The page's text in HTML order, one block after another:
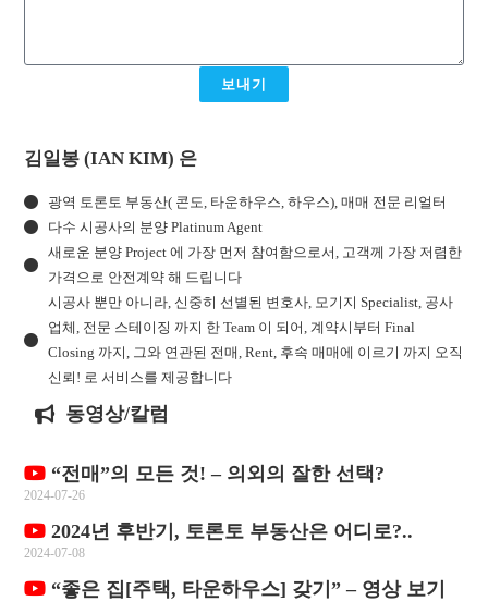
보내기
김일봉 (IAN KIM) 은
광역 토론토 부동산( 콘도, 타운하우스, 하우스), 매매 전문 리얼터
다수 시공사의 분양 Platinum Agent
새로운 분양 Project 에 가장 먼저 참여함으로서, 고객께 가장 저렴한
가격으로 안전계약 해 드립니다
시공사 뿐만 아니라, 신중히 선별된 변호사, 모기지 Specialist, 공사
업체, 전문 스테이징 까지 한 Team 이 되어, 계약시부터 Final
Closing 까지, 그와 연관된 전매, Rent, 후속 매매에 이르기 까지 오직
신뢰! 로 서비스를 제공합니다
동영상/칼럼
“전매”의 모든 것! – 의외의 잘한 선택?
2024-07-26
2024년 후반기, 토론토 부동산은 어디로?..
2024-07-08
“좋은 집[주택, 타운하우스] 갖기” – 영상 보기